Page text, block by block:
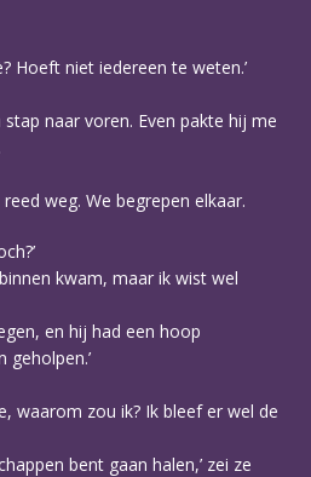
Hoeft niet iedereen te weten.’
naar voren. Even pakte hij me
weg. We begrepen elkaar.
kwam, maar ik wist wel
en hij had een hoop
geholpen.’
waarom zou ik? Ik bleef er wel de
bent gaan halen,’ zei ze